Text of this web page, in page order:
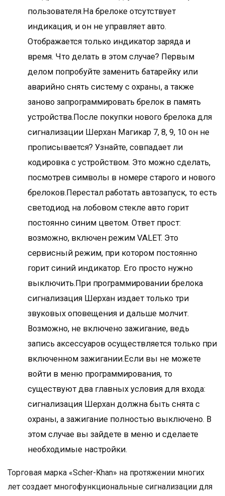
пользователя.На брелоке отсутствует
индикация, и он не управляет авто.
Отображается только индикатор заряда и
время. Что делать в этом случае? Первым
делом попробуйте заменить батарейку или
аварийно снять систему с охраны, а также
заново запрограммировать брелок в память
устройства.После покупки нового брелока для
сигнализации Шерхан Магикар 7, 8, 9, 10 он не
прописывается? Узнайте, совпадает ли
кодировка с устройством. Это можно сделать,
посмотрев символы в номере старого и нового
брелоков.Перестал работать автозапуск, то есть
светодиод на лобовом стекле авто горит
постоянно синим цветом. Ответ прост:
возможно, включен режим VALET. Это
сервисный режим, при котором постоянно
горит синий индикатор. Его просто нужно
выключить.При программировании брелока
сигнализация Шерхан издает только три
звуковых оповещения и дальше молчит.
Возможно, не включено зажигание, ведь
запись аксессуаров осуществляется только при
включенном зажигании.Если вы не можете
войти в меню программирования, то
существуют два главных условия для входа:
сигнализация Шерхан должна быть снята с
охраны, а зажигание полностью выключено. В
этом случае вы зайдете в меню и сделаете
необходимые настройки.
Торговая марка «Scher-Khan» на протяжении многих
лет создает многофункциональные сигнализации для